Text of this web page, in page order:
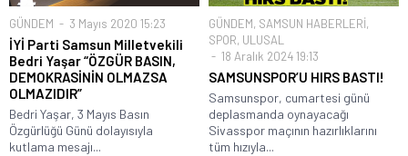
GÜNDEM 3 Mayıs 2020 15:23
İYİ Parti Samsun Milletvekili
Bedri Yaşar “ÖZGÜR BASIN,
DEMOKRASİNİN OLMAZSA
OLMAZIDIR”
Bedri Yaşar, 3 Mayıs Basın
Özgürlüğü Günü dolayısıyla
kutlama mesajı...
GÜNDEM, SAMSUN HABERLERİ,
SPOR, ULUSAL
18 Aralık 2024 19:13
SAMSUNSPOR’U HIRS BASTI!
Samsunspor, cumartesi günü
deplasmanda oynayacağı
Sivasspor maçının hazırlıklarını
tüm hızıyla...